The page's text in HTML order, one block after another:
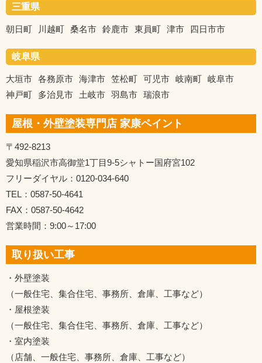
三重県
朝日町 川越町 桑名市 鈴鹿市 東員町 津市 四日市市
岐阜県
大垣市 各務原市 海津市 笠松町 可児市 岐南町 岐阜市
神戸町
多治見市 土岐市 羽島市 瑞浪市
屋根・外壁塗装専門店 家康ペイント
〒492-8213
愛知県稲沢市高御堂1丁目9-5シャトー国府宮102
フリーダイヤル：0120-034-640
TEL：0587-50-4641
FAX：0587-50-4642
営業時間：9:00～17:00
取り扱い工事
・外壁塗装
（一般住宅、集合住宅、事務所、倉庫、工事など）
・屋根塗装
（一般住宅、集合住宅、事務所、倉庫、工事など）
・室内塗装
（店舗、一般住宅、事務所、倉庫、工事など）